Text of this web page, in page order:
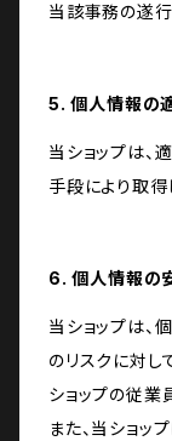
当該事務の遂
5. 個人情報の
当ショップは、
手段により取得
6. 個人情報の
当ショップは、
のリスクに対し
ショップの従業
また、当ショッ